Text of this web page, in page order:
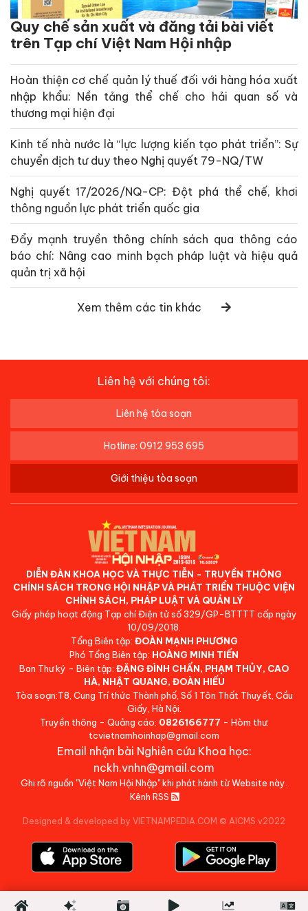
Quy chế sản xuất và đăng tải bài viết
trên Tạp chí Việt Nam Hội nhập
Hoàn thiện cơ chế quản lý thuế đối với hàng hóa xuất
nhập khẩu: Nền tảng thể chế cho hải quan số và
thương mại hiện đại
Kinh tế nhà nước là “lực lượng kiến tạo phát triển”: Sự
chuyển dịch tư duy theo Nghị quyết 79-NQ/TW
Nghị quyết 17/2026/NQ-CP: Đột phá thể chế, khơi
thông nguồn lực phát triển quốc gia
Đẩy mạnh truyền thông chính sách qua thông cáo
báo chí: Nâng cao minh bạch pháp luật và hiệu quả
quản trị xã hội
Xem thêm các tin khác
Liên hệ với chúng tôi:
Liên hệ tòa soạn
Hotline: 0912 953 695
Giới thiệu tòa soạn
DIỄN ĐÀN KHOA HỌC VÀ THỰC TIỄN - TRUYỀN THÔNG
CHÍNH SÁCH TRONG HỘI NHẬP VÀ PHÁT TRIỂN THUỘC VIỆN
CHÍNH SÁCH, PHÁP LUẬT VÀ QUẢN LÝ
Giấy phép hoạt động Tạp chí Điện tử số 329/GP-BTTTT cấp ngày
10/09/2018.
Tổng Biên tập: ĐOÀN MẠNH PHƯƠNG
Phó Tổng Biên tập: HOÀNG MINH TIẾN
Ban Thư ký - Biên tập: ĐẶNG ĐÌNH CHẤN, PHẠM THỦY, CAO
HÀ, NHẬT QUANG, ĐOÀN HIẾU
Tòa soạn:T8, Cung Trí thức Thành phố, Số 1 Tôn Thất Thuyết, Cầu
Giấy, Hà Nội.
Truyền thông - Quảng cáo: 0826166777 - Hòm thư:
tcvietnamhoinhap@gmail.com
Email nhận bài Nghiên cứu Khoa học:
nckh.vnhn@gmail.com
Ghi rõ nguồn "Việt Nam Hội Nhập" khi phát hành từ Website này.
Kênh RSS
Designed & developed by VIETNAMPEDIA.COM © AICMS v2022